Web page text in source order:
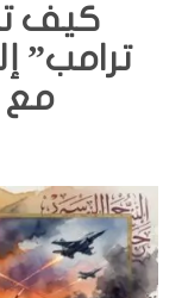
كيف
ترامب”
مع